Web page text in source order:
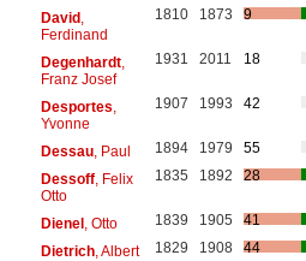
David,
Ferdinand
1810 1873 9
Degenhardt,
Franz Josef
1931 2011 18
Desportes,
Yvonne
1907 1993 42
Dessau, Paul 1894 1979
55
Dessoff, Felix
Otto
1835 1892 28
Dienel, Otto 1839 1905
41
Dietrich, Albert 1829 1908
44